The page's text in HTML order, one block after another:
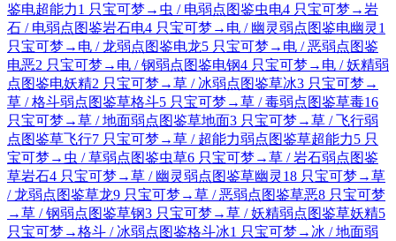
鉴电超能力1 只宝可梦→ 虫 / 电弱点图鉴虫电4 只宝可梦→岩
石 / 电弱点图鉴岩石电4 只宝可梦→ 电 / 幽灵弱点图鉴电幽灵 1
只宝可梦→ 电 / 龙弱点图鉴电龙5 只宝可梦→ 电 / 恶弱点图鉴
电恶2 只宝可梦→ 电 / 钢弱点图鉴电钢4 只宝可梦→ 电 / 妖精弱
点图鉴电妖精2 只宝可梦→草 / 冰弱点图鉴草冰3 只宝可梦→
草 / 格斗弱点图鉴草格斗5 只宝可梦→草 / 毒弱点图鉴草毒16
只宝可梦→草 / 地面弱点图鉴草地面3 只宝可梦→草 / 飞行弱
点图鉴草飞行7 只宝可梦→草 / 超能力弱点图鉴草超能力5 只
宝可梦→ 虫 / 草弱点图鉴虫草6 只宝可梦→草 / 岩石弱点图鉴
草岩石4 只宝可梦→草 / 幽灵弱点图鉴草幽灵 18 只宝可梦→草
/ 龙弱点图鉴草龙9 只宝可梦→草 / 恶弱点图鉴草恶8 只宝可梦
→草 / 钢弱点图鉴草钢3 只宝可梦→草 / 妖精弱点图鉴草妖精5
只宝可梦→格斗 / 冰弱点图鉴格斗冰1 只宝可梦→ 冰 / 地面弱